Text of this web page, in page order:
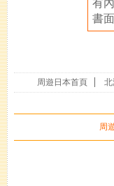
有
書
周遊日本首頁 北
周